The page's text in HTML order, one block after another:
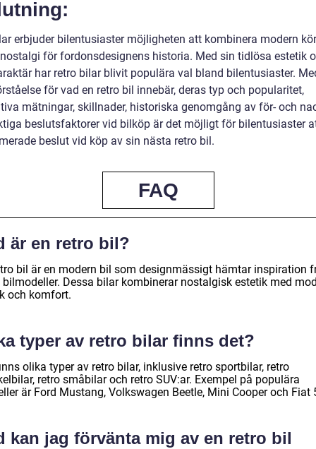
erbjuder bilentusiaster möjligheten att kombinera modern
för fordonsdesignens historia. Med sin tidlösa estetik
har retro bilar blivit populära val bland bilentusiaster.
för vad en retro bil innebär, deras typ och popularitet,
mätningar, skillnader, historiska genomgång av för- och
beslutsfaktorer vid bilköp är det möjligt för bilentusiaster
beslut vid köp av sin nästa retro bil.
FAQ
är en retro bil?
bil är en modern bil som designmässigt hämtar inspiration
bilmodeller. Dessa bilar kombinerar nostalgisk estetik med
och komfort.
typer av retro bilar finns det?
olika typer av retro bilar, inklusive retro sportbilar, retro
retro småbilar och retro SUV:ar. Exempel på populära
är Ford Mustang, Volkswagen Beetle, Mini Cooper och Fiat
kan jag förvänta mig av en retro bil